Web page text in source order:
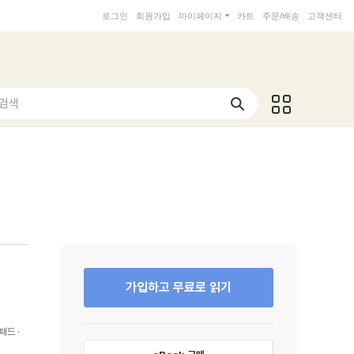
로그인 회원가입 마이페이지 카트 주문/배송 고객센터
색
드
가입하고 무료로 읽기